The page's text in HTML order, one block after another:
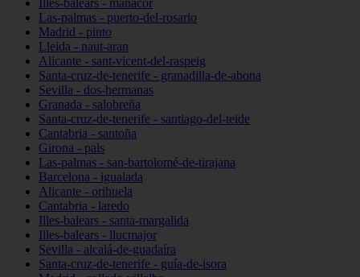
Illes-balears - manacor
Las-palmas - puerto-del-rosario
Madrid - pinto
Lleida - naut-aran
Alicante - sant-vicent-del-raspeig
Santa-cruz-de-tenerife - granadilla-de-abona
Sevilla - dos-hermanas
Granada - salobreña
Santa-cruz-de-tenerife - santiago-del-teide
Cantabria - santoña
Girona - pals
Las-palmas - san-bartolomé-de-tirajana
Barcelona - igualada
Alicante - orihuela
Cantabria - laredo
Illes-balears - santa-margalida
Illes-balears - llucmajor
Sevilla - alcalá-de-guadaíra
Santa-cruz-de-tenerife - guía-de-isora